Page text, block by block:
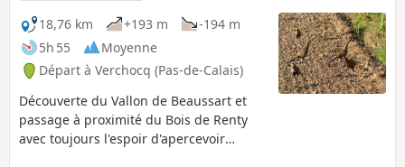
18,76 km
+193 m
-194 m
5h 55
Moyenne
Départ à Verchocq (Pas-de-Calais)
Découverte du Vallon de Beaussart et
passage à proximité du Bois de Renty
avec toujours l'espoir d'apercevoir